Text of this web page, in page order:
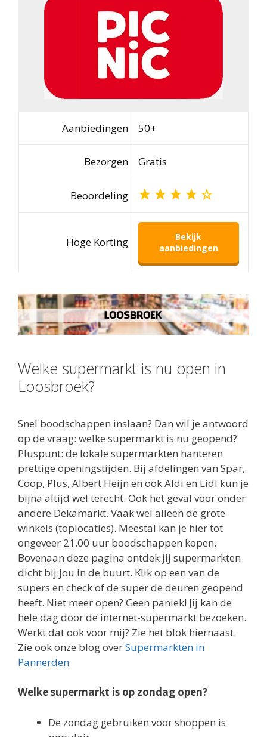
Aanbiedingen 50+
Bezorgen Gratis
Beoordeling
Hoge Korting
Bekijk
aanbiedingen
Welke supermarkt is nu open in
Loosbroek?
Snel boodschappen inslaan? Dan wil je antwoord
op de vraag: welke supermarkt is nu geopend?
Pluspunt: de lokale supermarkten hanteren
prettige openingstijden. Bij afdelingen van Spar,
Coop, Plus, Albert Heijn en ook Aldi en Lidl kun je
bijna altijd wel terecht. Ook het geval voor onder
andere Dekamarkt. Vaak wel alleen de grote
winkels (toplocaties). Meestal kan je hier tot
ongeveer 21.00 uur boodschappen kopen.
Bovenaan deze pagina ontdek jij supermarkten
dicht bij jou in de buurt. Klik op een van de
supers en check of de super de deuren geopend
heeft. Niet meer open? Geen paniek! Jij kan de
hele dag door de internet-supermarkt bezoeken.
Werkt dat ook voor mij? Zie het blok hiernaast.
Zie ook onze blog overSupermarkten in
Pannerden
Welke supermarkt is op zondag open?
De zondag gebruiken voor shoppen is